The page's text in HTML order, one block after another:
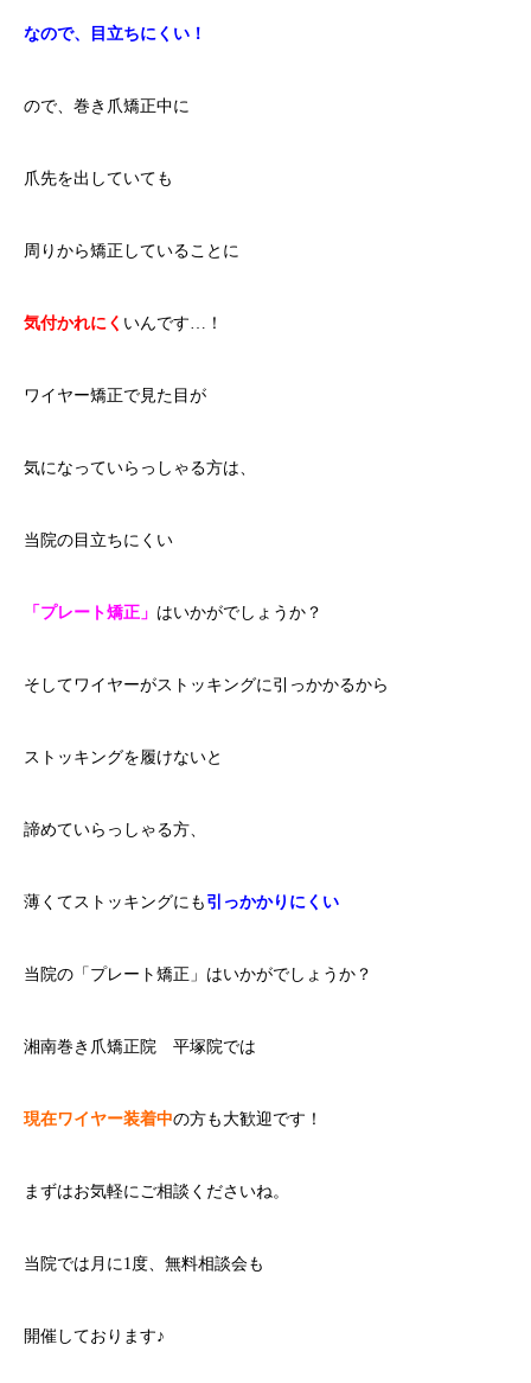
なので、目立ちにくい！
ので、巻き爪矯正中に
爪先を出していても
周りから矯正していることに
気付かれにく いんです…！
ワイヤー矯正で見た目が
気になっていらっしゃる方は、
当院の目立ちにくい
「プレート矯正」 はいかがでしょうか？
そしてワイヤーがストッキングに引っかかるから
ストッキングを履けないと
諦めていらっしゃる方、
薄くてストッキングにも 引っかかりにくい
当院の「プレート矯正」はいかがでしょうか？
湘南巻き爪矯正院 平塚院では
現在ワイヤー装着中の方も大歓迎です！
まずはお気軽にご相談くださいね。
当院では月に1度、無料相談会も
開催しております♪